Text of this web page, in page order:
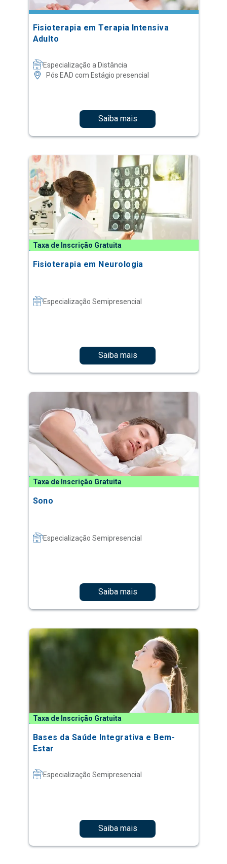
Fisioterapia em Terapia Intensiva
Adulto
Especialização a Distância
Pós EAD com Estágio presencial
Saiba mais
Taxa de Inscrição Gratuita
Fisioterapia em Neurologia
Especialização Semipresencial
Saiba mais
Taxa de Inscrição Gratuita
Sono
Especialização Semipresencial
Saiba mais
Taxa de Inscrição Gratuita
Bases da Saúde Integrativa e Bem-
Estar
Especialização Semipresencial
Saiba mais